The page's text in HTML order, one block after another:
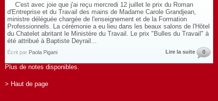
C'est avec joie que j'ai reçu mercredi 12 juillet le prix du Roman
d'Entreprise et du Travail des mains de Madame Carole Grandjean,
ministre déléguée chargée de l'enseignement et de la Formation
Professionnels. La cérémonie a eu lieu dans les beaux salons de l'Hôtel
du Chatelet abritant le Ministère du Travail. Le prix "Bulles du Travail" à
été attribué à Baptiste Deyrail...
Écrit par Paola Pigani Lire la suite 0
Plus de notes disponibles.
> Haut de page